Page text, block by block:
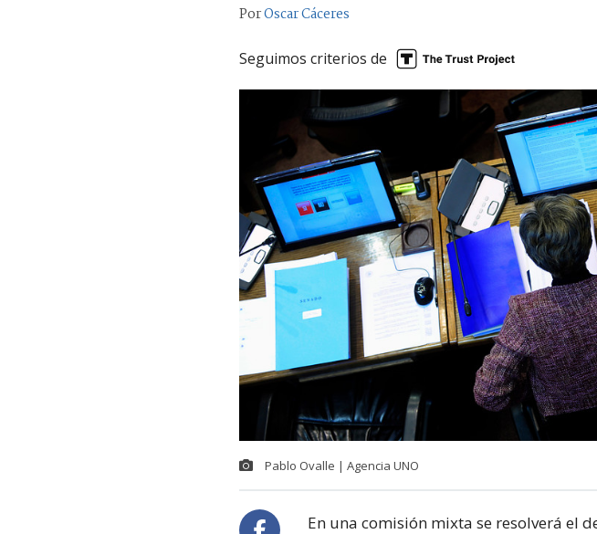
PorOscar Cáceres
Seguimos criterios de
Pablo Ovalle | Agencia UNO
En una comisión mixta se resolverá el